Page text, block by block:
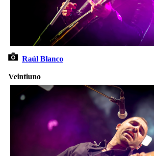
Raúl Blanco
Veintiuno